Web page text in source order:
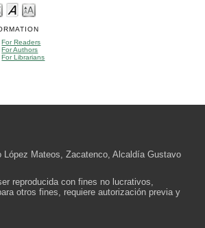
For Readers
For Authors
For Librarians
Mateos, Zacatenco, Alcaldía Gustavo
reproducida con fines no lucrativos,
otros fines, requiere autorización previa y